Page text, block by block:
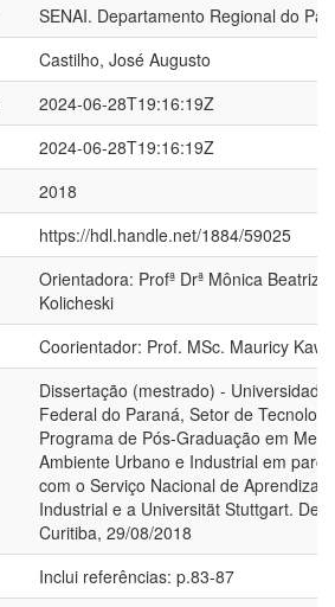
SENAI. Departamento Regional do
Castilho, José Augusto
2024-06-28T19:16:19Z
2024-06-28T19:16:19Z
2018
https://hdl.handle.net/1884/59025
Orientadora: Profª Drª Mônica Beatriz
Kolicheski
Coorientador: Prof. MSc. Mauricy
Dissertação (mestrado) - Universidade
Federal do Paraná, Setor de
Programa de Pós-Graduação em Meio
Ambiente Urbano e Industrial em
com o Serviço Nacional de
Industrial e a Universität Stuttgart.
Curitiba, 29/08/2018
Inclui referências: p.83-87